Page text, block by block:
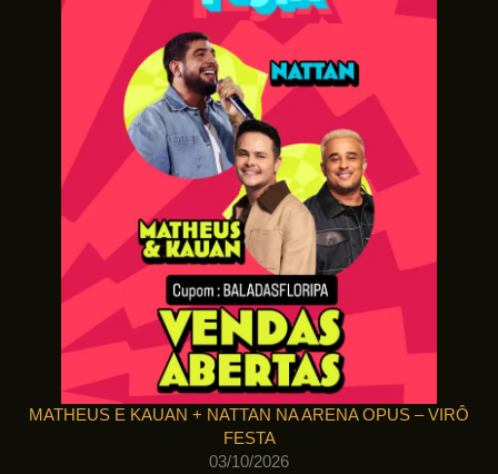
MATHEUS E KAUAN + NATTAN NA ARENA OPUS – VIRÔ
FESTA
03/10/2026